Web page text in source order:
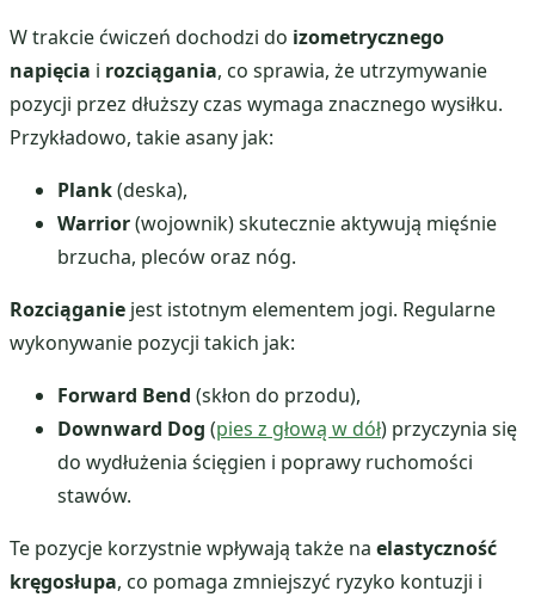
W trakcie ćwiczeń dochodzi do izometrycznego
napięcia i rozciągania, co sprawia, że utrzymywanie
pozycji przez dłuższy czas wymaga znacznego wysiłku.
Przykładowo, takie asany jak:
Plank(deska),
Warrior(wojownik) skutecznie aktywują mięśnie
brzucha, pleców oraz nóg.
Rozciąganie jest istotnym elementem jogi. Regularne
wykonywanie pozycji takich jak:
Forward Bend (skłon do przodu),
Downward Dog (pies z głową w dół) przyczynia się
do wydłużenia ścięgien i poprawy ruchomości
stawów.
Te pozycje korzystnie wpływają także na elastyczność
kręgosłupa, co pomaga zmniejszyć ryzyko kontuzji i